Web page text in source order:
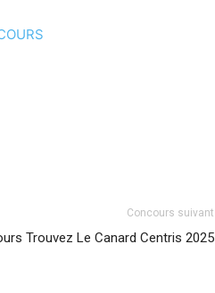
Concours suivant
Trouvez Le Canard Centris 2025